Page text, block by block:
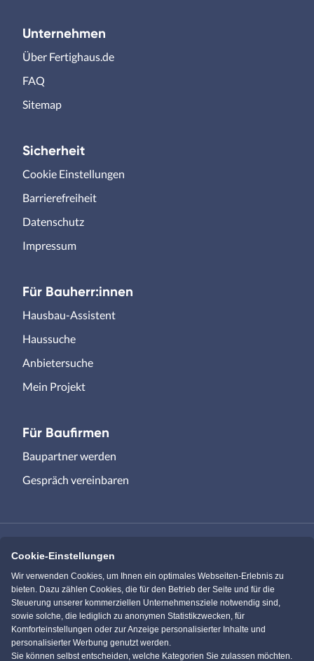
Unternehmen
Über Fertighaus.de
FAQ
Sitemap
Sicherheit
Cookie Einstellungen
Barrierefreiheit
Datenschutz
Impressum
Für Bauherr:innen
Hausbau-Assistent
Haussuche
Anbietersuche
Mein Projekt
Für Baufirmen
Baupartner werden
Gespräch vereinbaren
Immowelt.de Bauen.de
Massivhaus.de Bungalow.de
Einfamilienhaus.de
Cookie-Einstellungen
Wir verwenden Cookies, um Ihnen ein optimales Webseiten-Erlebnis zu
bieten. Dazu zählen Cookies, die für den Betrieb der Seite und für die
Steuerung unserer kommerziellen Unternehmensziele notwendig sind,
sowie solche, die lediglich zu anonymen Statistikzwecken, für
Komforteinstellungen oder zur Anzeige personalisierter Inhalte und
personalisierter Werbung genutzt werden.
Sie können selbst entscheiden, welche Kategorien Sie zulassen möchten.